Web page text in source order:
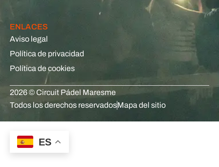
ENLACES
Aviso legal
Política de privacidad
Política de cookies
2026 © Circuit Pádel Maresme
Todos los derechos reservadosMapa del sitio
ES